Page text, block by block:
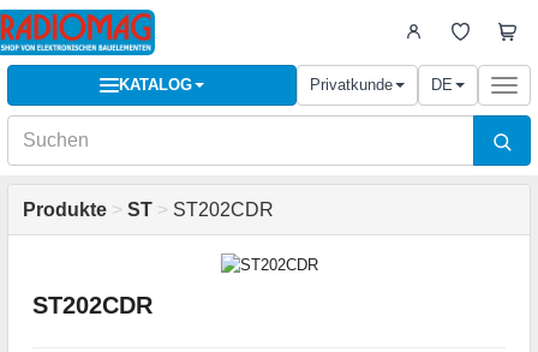
KATALOG Privatkunde DE
Produkte > ST > ST202CDR
ST202CDR